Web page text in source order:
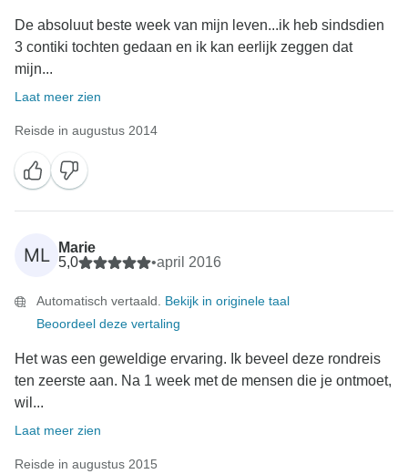
De absoluut beste week van mijn leven...ik heb sindsdien
3 contiki tochten gedaan en ik kan eerlijk zeggen dat
mijn...
Laat meer zien
Reisde in augustus 2014
ML
Marie
5,0
•april 2016
Automatisch vertaald. Bekijk in originele taal
Beoordeel deze vertaling
Het was een geweldige ervaring. Ik beveel deze rondreis
ten zeerste aan. Na 1 week met de mensen die je ontmoet,
wil...
Laat meer zien
Reisde in augustus 2015